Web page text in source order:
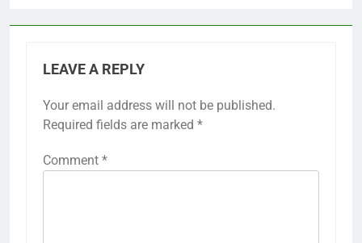
LEAVE A REPLY
Your email address will not be published.
Required fields are marked *
Comment *